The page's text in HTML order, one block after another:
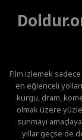
Film izlemek
en eğlenceli
kurgu, dram,
olmak üzere
sunmayı
yıllar geçse de